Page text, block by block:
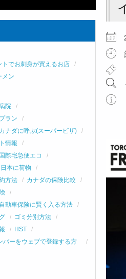
トでお刺身が買えるお店
メン
院
ラン
ナダに呼ぶ(スーパービザ)
情報
際宅急便エコ
本に荷物
方法
カナダの保険比較
動車保険に賢く入る方法
ゴミ分別方法
HST
バーをウェブで登録する方